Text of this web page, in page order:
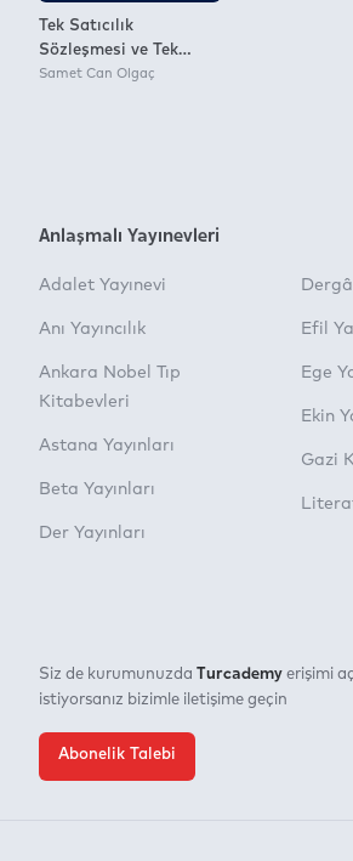
Tek Satıcılık
Sözleşmesi ve Tek
Satıcının Denkleştirme
Samet Can Olgaç
Anlaşmalı Yayınevleri
Adalet Yayınevi
Anı Yayıncılık
Ankara Nobel Tıp
Kitabevleri
Astana Yayınları
Beta Yayınları
Der Yayınları
Efil
Ege
Ekin
Gazi
Siz de kurumunuzda Turcademy erişimi
istiyorsanız bizimle iletişime geçin
Abonelik Talebi